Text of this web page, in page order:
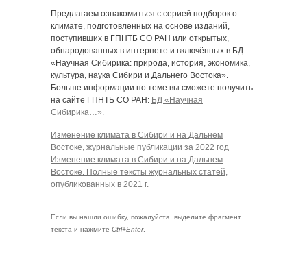
Предлагаем ознакомиться с серией подборок о
климате, подготовленных на основе изданий,
поступивших в ГПНТБ СО РАН или открытых,
обнародованных в интернете и включённых в БД
«Научная Сибирика: природа, история, экономика,
культура, наука Сибири и Дальнего Востока».
Больше информации по теме вы сможете получить
на сайте ГПНТБ СО РАН: БД «Научная
Сибирика…».
Изменение климата в Сибири и на Дальнем
Востоке, журнальные публикации за 2022 год
Изменение климата в Сибири и на Дальнем
Востоке. Полные тексты журнальных статей,
опубликованных в 2021 г.
Если вы нашли ошибку, пожалуйста, выделите фрагмент
текста и нажмите Ctrl+Enter.